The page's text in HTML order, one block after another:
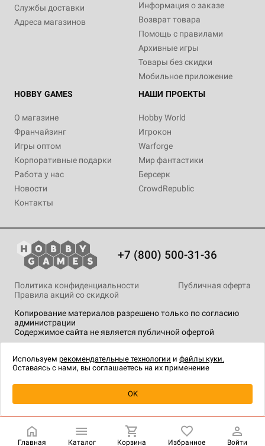
Службы доставки
Адреса магазинов
Информация о заказе
Возврат товара
Помощь с правилами
Архивные игры
Товары без скидки
Мобильное приложение
HOBBY GAMES
О магазине
Франчайзинг
Игры оптом
Корпоративные подарки
Работа у нас
Новости
Контакты
НАШИ ПРОЕКТЫ
Hobby World
Игрокон
Warforge
Мир фантастики
Берсерк
CrowdRepublic
+7 (800) 500-31-36
Копирование материалов разрешено только по согласию
администрации
Содержимое сайта не является публичной офертой
Политика конфиденциальности
Публичная оферта
Правила акций со скидкой
технологии.
Главная Каталог Корзина Избранное Войти
Используем рекомендательные технологии и файлы куки.
Оставаясь с нами, вы соглашаетесь на их применение
OK